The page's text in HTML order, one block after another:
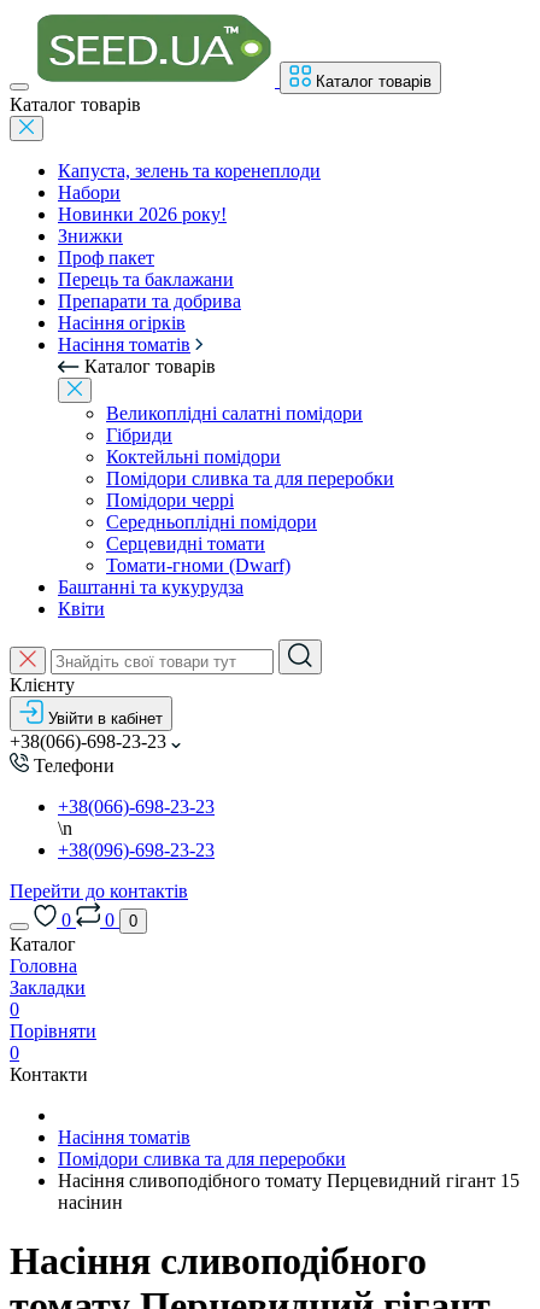
Каталог товарів
Каталог товарів
Капуста, зелень та коренеплоди
Набори
Новинки 2026 року!
Знижки
Проф пакет
Перець та баклажани
Препарати та добрива
Насіння огірків
Насіння томатів
Каталог товарів
Великоплідні салатні помідори
Гібриди
Коктейльні помідори
Помідори сливка та для переробки
Помідори черрі
Середньоплідні помідори
Серцевидні томати
Томати-гноми (Dwarf)
Баштанні та кукурудза
Квіти
Клієнту
Увійти в кабінет
+38(066)-698-23-23
Телефони
+38(066)-698-23-23
\n
+38(096)-698-23-23
Перейти до контактів
0
0 0
Каталог
Головна
Закладки
0
Порівняти
0
Контакти
Насіння томатів
Помідори сливка та для переробки
Насіння сливоподібного томату Перцевидний гігант 15
насінин
Насіння сливоподібного